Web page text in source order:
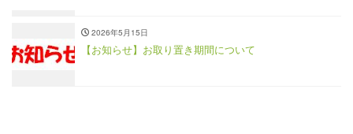
2026年5月15日
【お知らせ】お取り置き期間について